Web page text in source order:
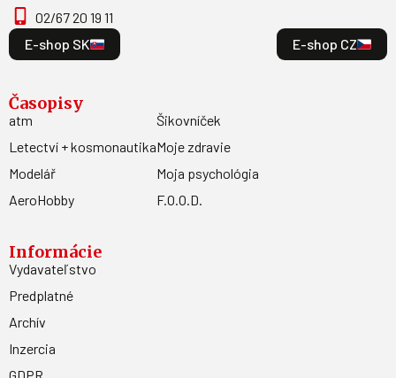
02/67 20 19 11
E-shop SK
E-shop CZ
Časopisy
atm
Letectví + kosmonautika
Modelář
AeroHobby
Šikovníček
Moje zdravie
Moja psychológia
F.O.O.D.
Informácie
Vydavateľstvo
Predplatné
Archív
Inzercia
GDPR